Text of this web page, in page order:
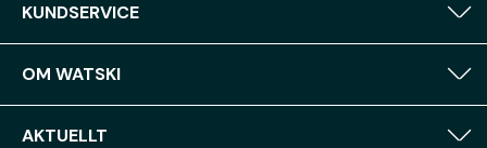
KUNDSERVICE
OM WATSKI
AKTUELLT